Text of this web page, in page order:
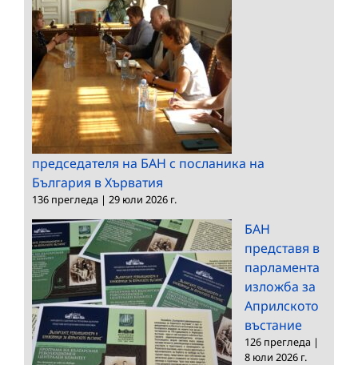
председателя на БАН с посланика на
България в Хърватия
136 прегледа | 29 юли 2026 г.
БАН
представя в
парламента
изложба за
Априлското
въстание
126 прегледа |
8 юли 2026 г.